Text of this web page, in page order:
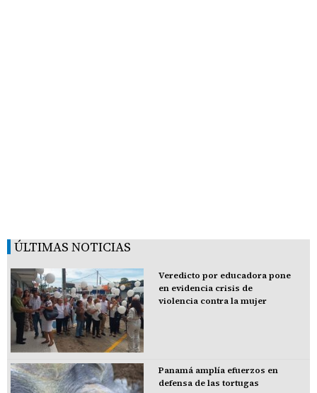
ÚLTIMAS NOTICIAS
Veredicto por educadora pone
en evidencia crisis de
violencia contra la mujer
Panamá amplía efuerzos en
defensa de las tortugas